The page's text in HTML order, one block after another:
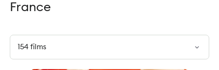
France
expand_more